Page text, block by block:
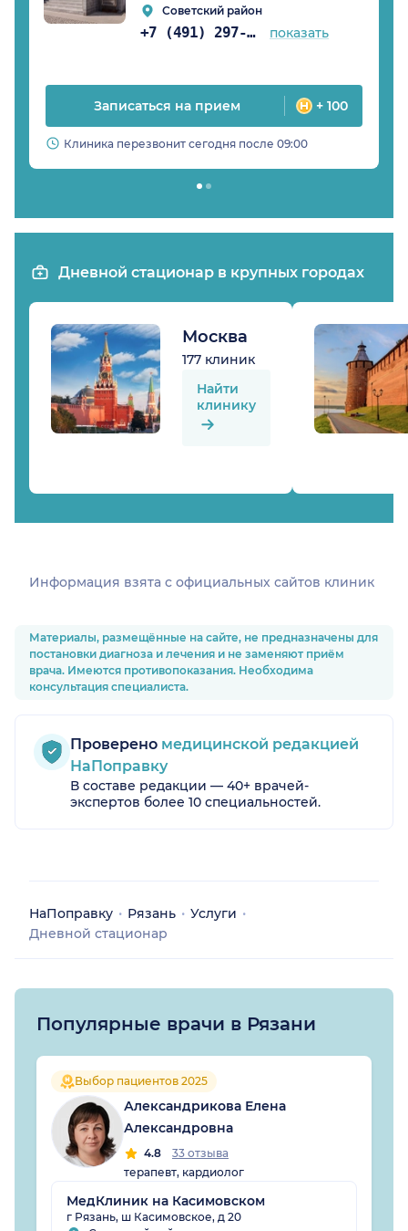
Советский район
+7 (491) 297-28-31 показать
Записаться на прием + 100
Клиника перезвонит сегодня после 09:00
Дневной стационар в крупных городах
Москва
177 клиник
Найти
клинику
Информация взята c официальных сайтов клиник
Материалы, размещённые на сайте, не предназначены для
постановки диагноза и лечения и не заменяют приём
врача. Имеются противопоказания. Необходима
консультация специалиста.
Проверено медицинской редакцией
НаПоправку
В составе редакции — 40+ врачей-
экспертов более 10 специальностей.
НаПоправку Рязань
Услуги
Дневной стационар
Популярные врачи в Рязани
Выбор пациентов 2025
Александрикова Елена
Александровна
4.8
33 отзыва
терапевт, кардиолог
МедКлиник на Касимовском
г Рязань, ш Касимовское, д 20